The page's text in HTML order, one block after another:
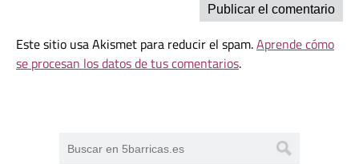
Este sitio usa Akismet para reducir el spam.Aprende cómo
se procesan los datos de tus comentarios.